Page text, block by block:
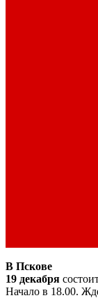
В Пскове
19 декабря
Начало в 18.00.